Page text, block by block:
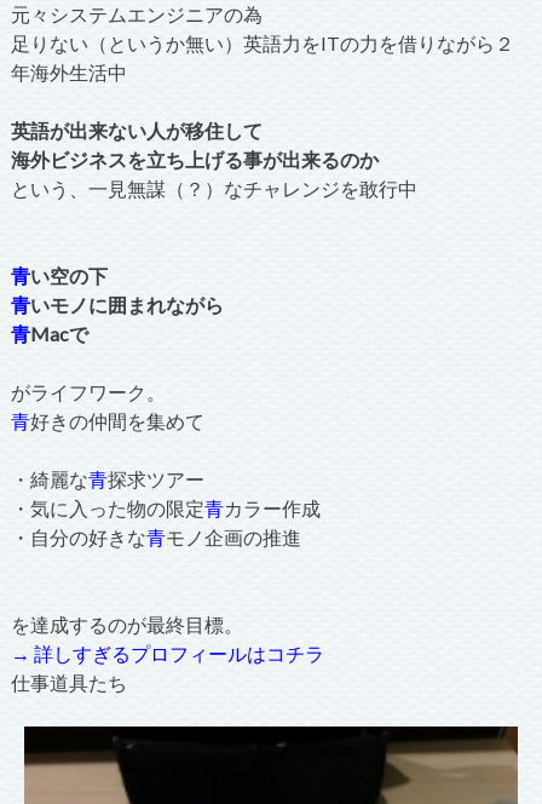
元々システムエンジニアの為
足りない（というか無い）英語力をITの力を借りながら２
年海外生活中
英語が出来ない人が移住して
海外ビジネスを立ち上げる事が出来るのか
という、一見無謀（？）なチャレンジを敢行中
青い空の下
青いモノに囲まれながら
青Macで
がライフワーク。
青好きの仲間を集めて
・綺麗な青探求ツアー
・気に入った物の限定青カラー作成
・自分の好きな青モノ企画の推進
を達成するのが最終目標。
→ 詳しすぎるプロフィールはコチラ
仕事道具たち